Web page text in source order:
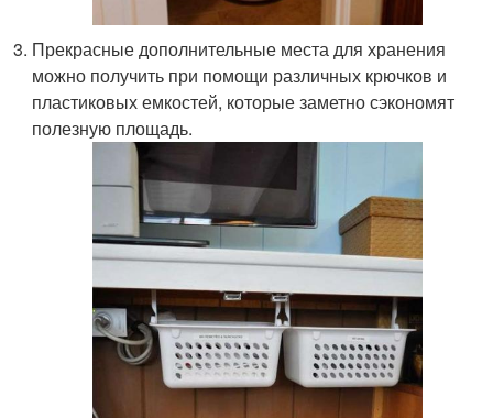
Прекрасные дополнительные места для хранения
можно получить при помощи различных крючков и
пластиковых емкостей, которые заметно сэкономят
полезную площадь.